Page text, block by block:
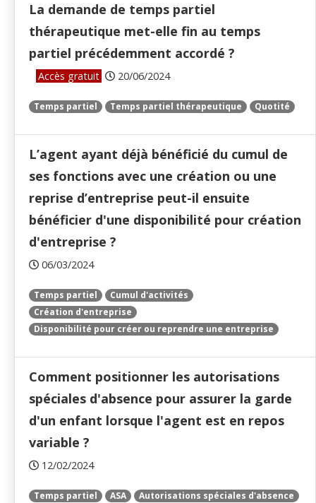
La demande de temps partiel
thérapeutique met-elle fin au temps
partiel précédemment accordé ?
Accès gratuit 20/06/2024
Temps partiel Temps partiel thérapeutique Quotité
L’agent ayant déjà bénéficié du cumul de
ses fonctions avec une création ou une
reprise d’entreprise peut-il ensuite
bénéficier d'une disponibilité pour création
d'entreprise ?
06/03/2024
Temps partiel
Cumul d'activités
Création d'entreprise
Disponibilité pour créer ou reprendre une entreprise
Comment positionner les autorisations
spéciales d'absence pour assurer la garde
d'un enfant lorsque l'agent est en repos
variable ?
12/02/2024
Temps partiel ASA
Autorisations spéciales d'absence